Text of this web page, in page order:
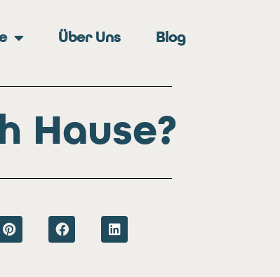
Über Uns Blog
Hause?